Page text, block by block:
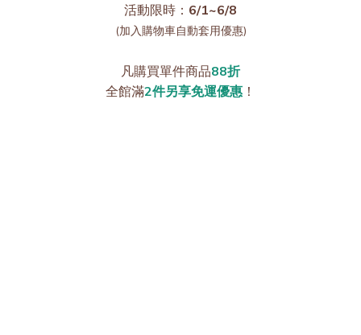
活動限時： 6/1~6/8
(加入購物車自動套用優惠)
凡購買單件商品88折
全館滿2件另享免運優惠 ！